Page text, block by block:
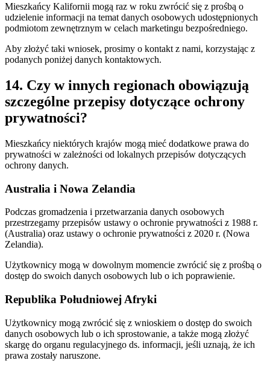
Mieszkańcy Kalifornii mogą raz w roku zwrócić się z prośbą o
udzielenie informacji na temat danych osobowych udostępnionych
podmiotom zewnętrznym w celach marketingu bezpośredniego.
Aby złożyć taki wniosek, prosimy o kontakt z nami, korzystając z
podanych poniżej danych kontaktowych.
14. Czy w innych regionach obowiązują
szczególne przepisy dotyczące ochrony
prywatności?
Mieszkańcy niektórych krajów mogą mieć dodatkowe prawa do
prywatności w zależności od lokalnych przepisów dotyczących
ochrony danych.
Australia i Nowa Zelandia
Podczas gromadzenia i przetwarzania danych osobowych
przestrzegamy przepisów ustawy o ochronie prywatności z 1988 r.
(Australia) oraz ustawy o ochronie prywatności z 2020 r. (Nowa
Zelandia).
Użytkownicy mogą w dowolnym momencie zwrócić się z prośbą o
dostęp do swoich danych osobowych lub o ich poprawienie.
Republika Południowej Afryki
Użytkownicy mogą zwrócić się z wnioskiem o dostęp do swoich
danych osobowych lub o ich sprostowanie, a także mogą złożyć
skargę do organu regulacyjnego ds. informacji, jeśli uznają, że ich
prawa zostały naruszone.